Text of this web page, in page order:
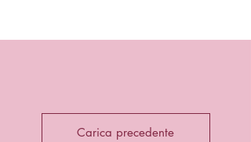
Carica precedente